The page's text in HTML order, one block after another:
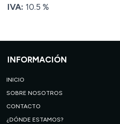
IVA: 10.5 %
INFORMACIÓN
INICIO
SOBRE NOSOTROS
CONTACTO
¿DÓNDE ESTAMOS?